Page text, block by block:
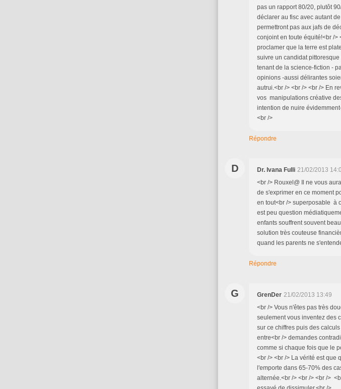
pas un rapport 80/20, plutôt
déclarer au fisc avec autant
permettront pas aux jafs de
conjoint en toute équité!<br />
proclamer que la terre est
suivre un candidat
tenant de la science-fiction -
opinions -aussi délirantes
autrui.<br /> <br /> <br /> En
vos manipulations créative
intention de nuire
<br />
Répondre
D Dr. Ivana Fulli 21/02/2013
<br /> Rouxel@ Il ne vous
de s'exprimer en ce moment
en tout<br /> superposable à
est peu question
enfants souffrent souvent
solution très couteuse
quand les parents ne
Répondre
G GrenDer 21/02/2013 13:49
<br /> Vous n'êtes pas très
seulement vous inventez des
sur ce chiffres puis des
entre<br /> demandes
comme si chaque fois que le
<br /> <br /> La vérité est que
l'emporte dans 65-70% des
alternée.<br /> <br /> <br />